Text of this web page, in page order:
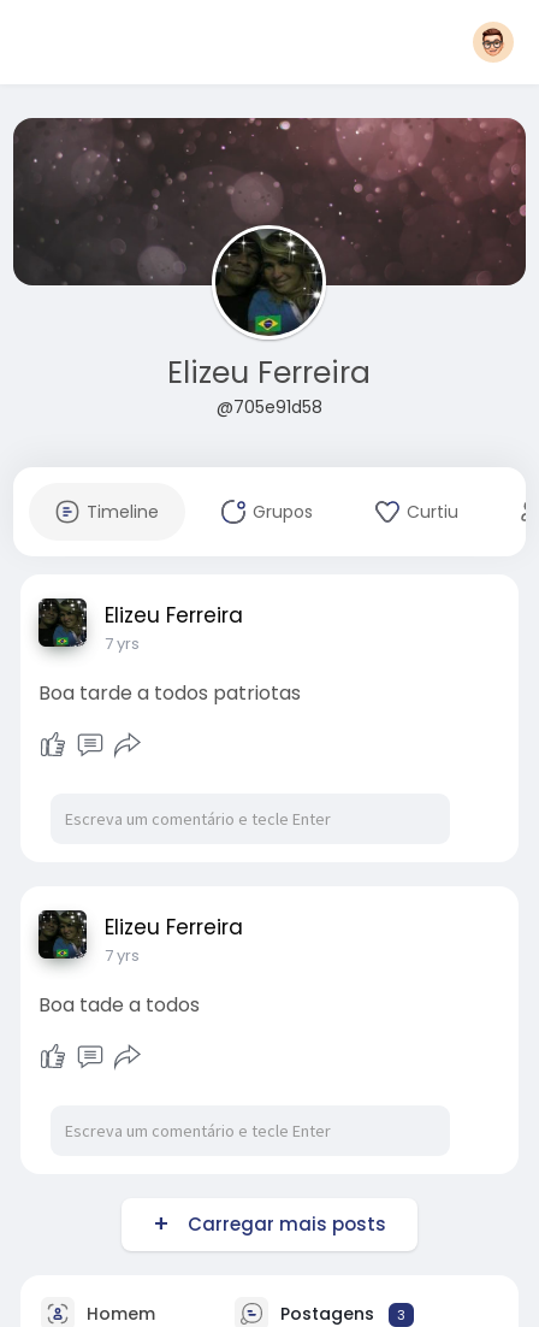
Elizeu Ferreira
@705e91d58
Timeline Grupos Curtiu
Elizeu Ferreira
7 yrs
Boa tarde a todos patriotas
Elizeu Ferreira
7 yrs
Boa tade a todos
Carregar mais posts
Homem Postagens 3